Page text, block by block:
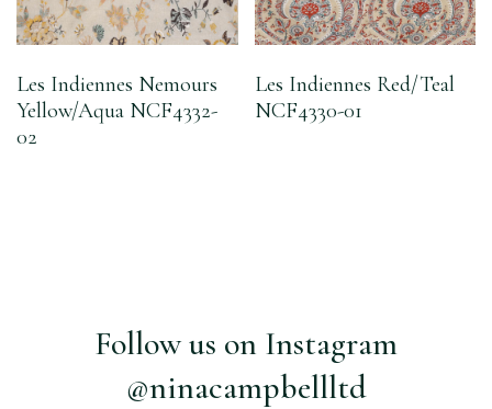
Les Indiennes Nemours
Yellow/Aqua NCF4332-
02
Les Indiennes Red/Teal
NCF4330-01
Follow us on Instagram
@ninacampbellltd